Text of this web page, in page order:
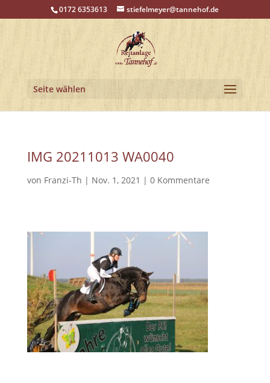
0172 6353613 stiefelmeyer@tannehof.de
Seite wählen
IMG 20211013 WA0040
von Franzi-Th | Nov. 1, 2021 | 0 Kommentare